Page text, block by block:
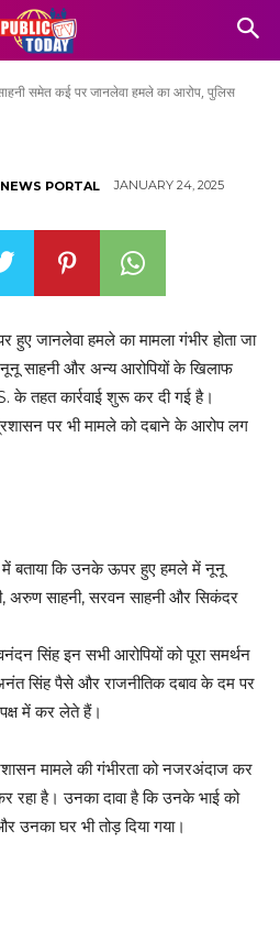
समेत कई पर जानलेवा हमले का आरोप, पुलिस
समेत कई पर जानलेवा
पर मामले को दबाने का
PORTAL JANUARY 24, 2025
हुए जानलेवा हमले का मामला गंभीर होता जा
साहनी और अन्य आरोपियों के खिलाफ
के तहत कार्रवाई शुरू कर दी गई है।
पर भी मामले को दबाने के आरोप लग
में बताया कि उनके ऊपर हुए हमले में नूनू
अरुण साहनी, सरवन साहनी और सिकंदर
सिंह इन सभी आरोपियों को पूरा समर्थन
सिंह पैसे और राजनीतिक दबाव के दम पर
में कर लेते हैं।
मामले की गंभीरता को नजरअंदाज कर
रहा है। उनका दावा है कि उनके भाई को
उनका घर भी तोड़ दिया गया।